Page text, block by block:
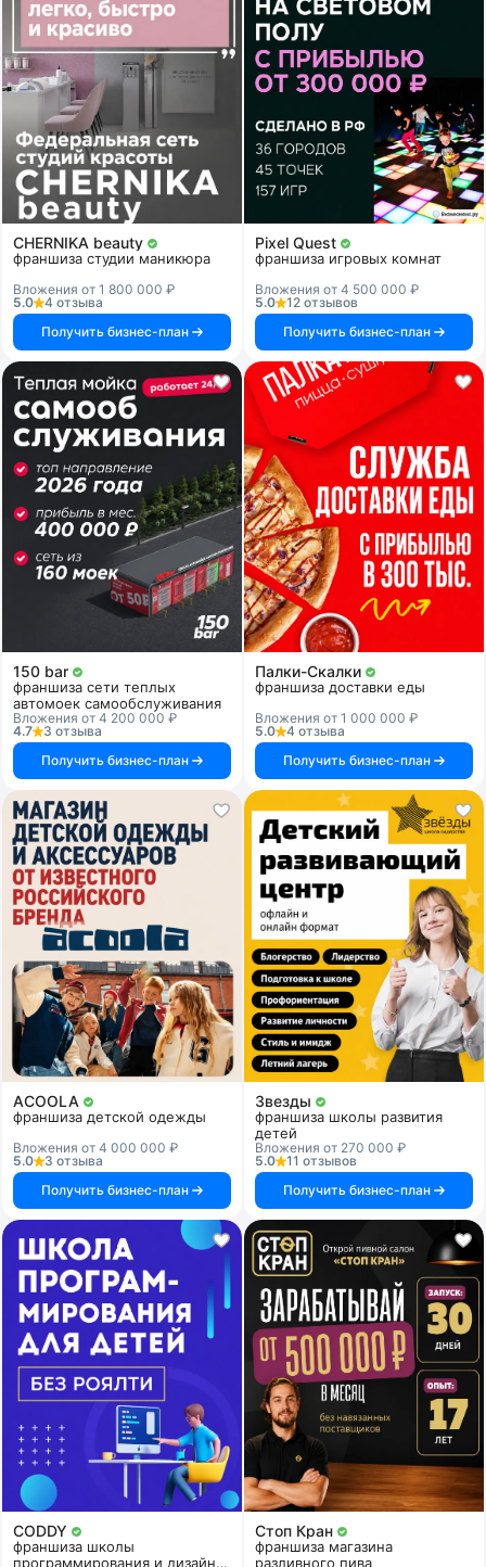
CHERNIKA beauty
франшиза студии маникюра
Вложения от 1 800 000 ₽
5.0
4 отзыва
Получить бизнес-план
Pixel Quest
франшиза игровых комнат
Вложения от 4 500 000 ₽
5.0
12 отзывов
Получить бизнес-план
150 bar
франшиза сети теплых
автомоек самообслуживания
Вложения от 4 200 000 ₽
4.7
3 отзыва
Получить бизнес-план
Палки-Скалки
франшиза доставки еды
Вложения от 1 000 000 ₽
5.0
4 отзыва
Получить бизнес-план
ACOOLA
франшиза детской одежды
Вложения от 4 000 000 ₽
5.0
3 отзыва
Получить бизнес-план
Звезды
франшиза школы развития
детей
Вложения от 270 000 ₽
5.0
11 отзывов
Получить бизнес-план
CODDY
франшиза школы
программирования и дизайна
Стоп Кран
франшиза магазина
разливного пива